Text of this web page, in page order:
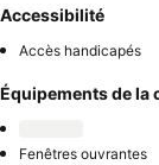
Accessibilité
Accès handicapés
Équipements de la
Fenêtres ouvrantes